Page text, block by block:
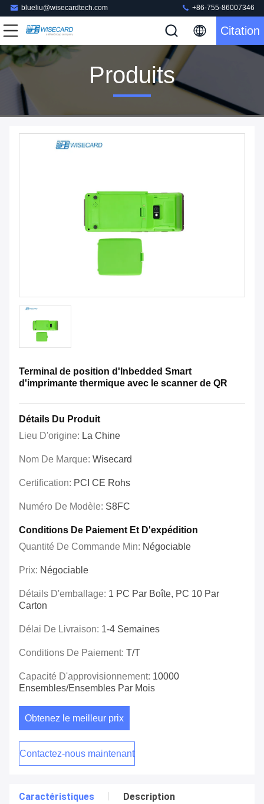
blueliu@wisecardtech.com +86-755-86007346
Citation
Produits
Terminal de position d'Inbedded Smart
d'imprimante thermique avec le scanner de QR
Détails Du Produit
Lieu D'origine: La Chine
Nom De Marque: Wisecard
Certification: PCI CE Rohs
Numéro De Modèle: S8FC
Conditions De Paiement Et D'expédition
Quantité De Commande Min: Négociable
Prix: Négociable
Détails D'emballage: 1 PC Par Boîte, PC 10 Par
Carton
Délai De Livraison: 1-4 Semaines
Conditions De Paiement: T/T
Capacité D'approvisionnement: 10000
Ensembles/ensembles Par Mois
Obtenez le meilleur prix
Contactez-nous maintenant
Caractéristiques Description